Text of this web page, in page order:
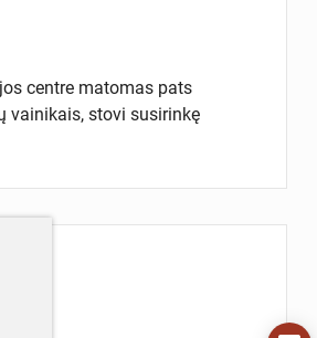
centre matomas pats
vainikais, stovi susirinkę